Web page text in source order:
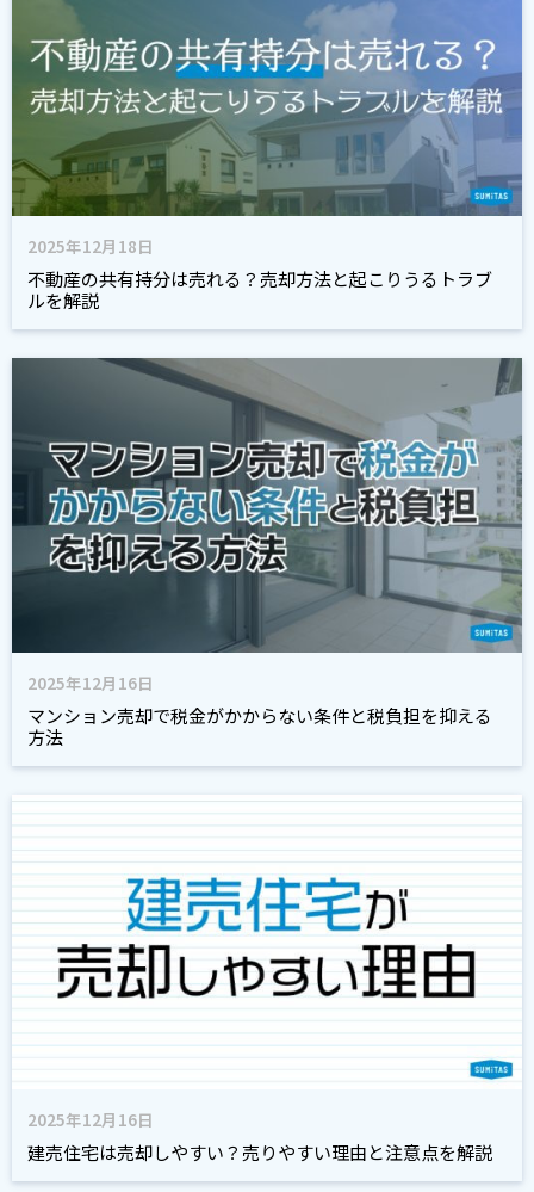
2025年12月18日
不動産の共有持分は売れる？売却方法と起こりうるトラブ
ルを解説
2025年12月16日
マンション売却で税金がかからない条件と税負担を抑える
方法
2025年12月16日
建売住宅は売却しやすい？売りやすい理由と注意点を解説